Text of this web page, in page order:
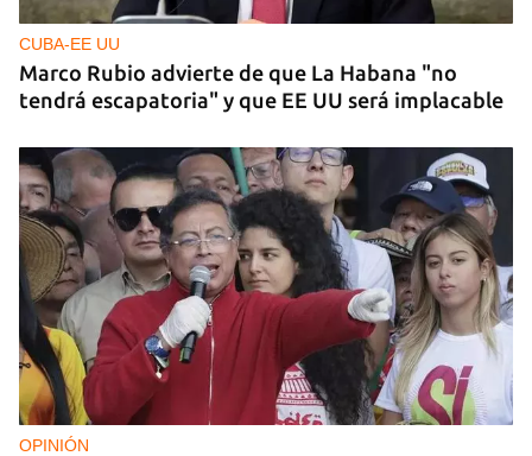
CUBA-EE UU
Marco Rubio advierte de que La Habana "no
tendrá escapatoria" y que EE UU será implacable
OPINIÓN